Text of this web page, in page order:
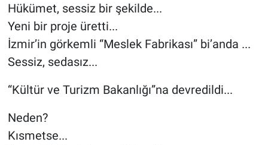
Hükümet, sessiz bir şekilde...
Yeni bir proje üretti...
İzmir’in görkemli “Meslek Fabrikası” bi’anda ...
Sessiz, sedasız...
“Kültür ve Turizm Bakanlığı”na devredildi...
Neden?
Kısmetse...